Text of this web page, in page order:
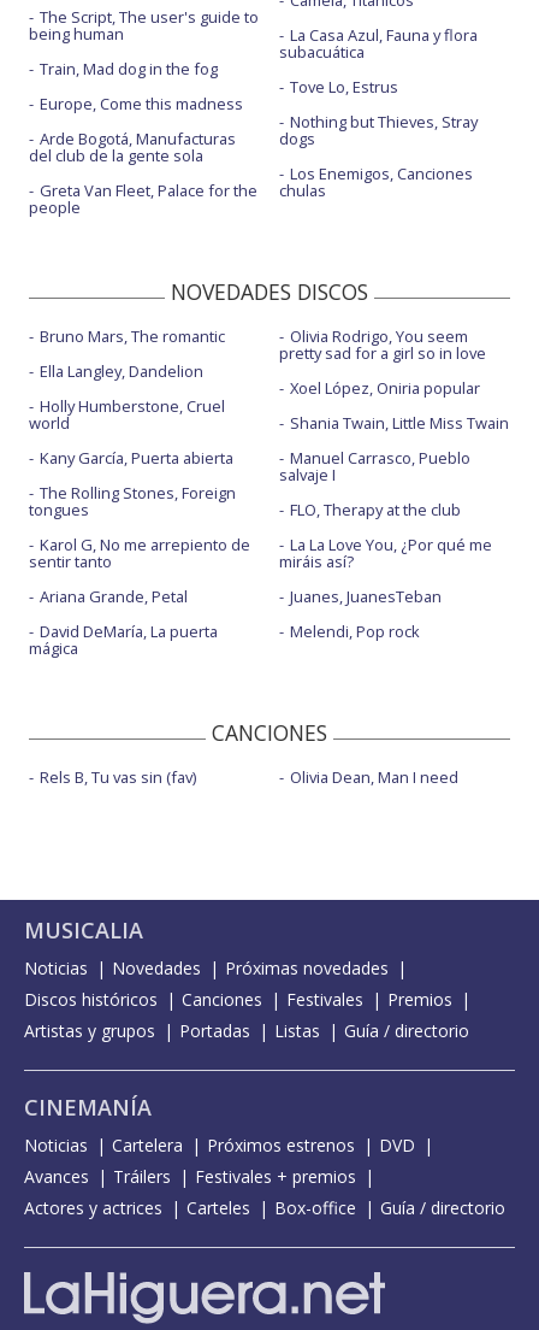
The Script, The user's guide to
being human
Train, Mad dog in the fog
Europe, Come this madness
Arde Bogotá, Manufacturas
del club de la gente sola
Greta Van Fleet, Palace for the
people
La Casa Azul, Fauna y flora
subacuática
Tove Lo, Estrus
Nothing but Thieves, Stray
dogs
Los Enemigos, Canciones
chulas
NOVEDADES DISCOS
Bruno Mars, The romantic
Ella Langley, Dandelion
Holly Humberstone, Cruel
world
Kany García, Puerta abierta
The Rolling Stones, Foreign
tongues
Karol G, No me arrepiento de
sentir tanto
Ariana Grande, Petal
David DeMaría, La puerta
mágica
Olivia Rodrigo, You seem
pretty sad for a girl so in love
Xoel López, Oniria popular
Shania Twain, Little Miss Twain
Manuel Carrasco, Pueblo
salvaje I
FLO, Therapy at the club
La La Love You, ¿Por qué me
miráis así?
Juanes, JuanesTeban
Melendi, Pop rock
CANCIONES
Rels B, Tu vas sin (fav) Olivia Dean, Man I need
MUSICALIA
Noticias Novedades
Próximas novedades
Discos históricos
Canciones Festivales
Premios
Artistas y grupos
Portadas Listas Guía / directorio
CINEMANÍA
Noticias Cartelera Próximos estrenos
DVD
Avances
Tráilers
Festivales + premios
Actores y actrices
Carteles Box-office Guía / directorio